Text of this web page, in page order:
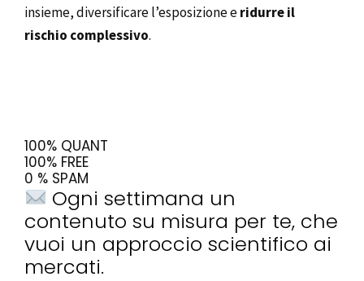
insieme, diversificare l’esposizione eridurre il
rischio complessivo.
100% QUANT
100% FREE
0 % SPAM
Ogni settimana un
contenuto su misura per te, che
vuoi un approccio scientifico ai
mercati.